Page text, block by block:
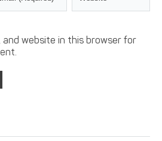
and website in this browser for